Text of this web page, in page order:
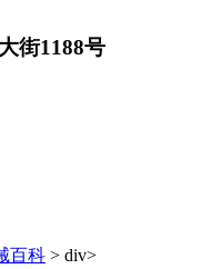
街1188号
百科 > div>